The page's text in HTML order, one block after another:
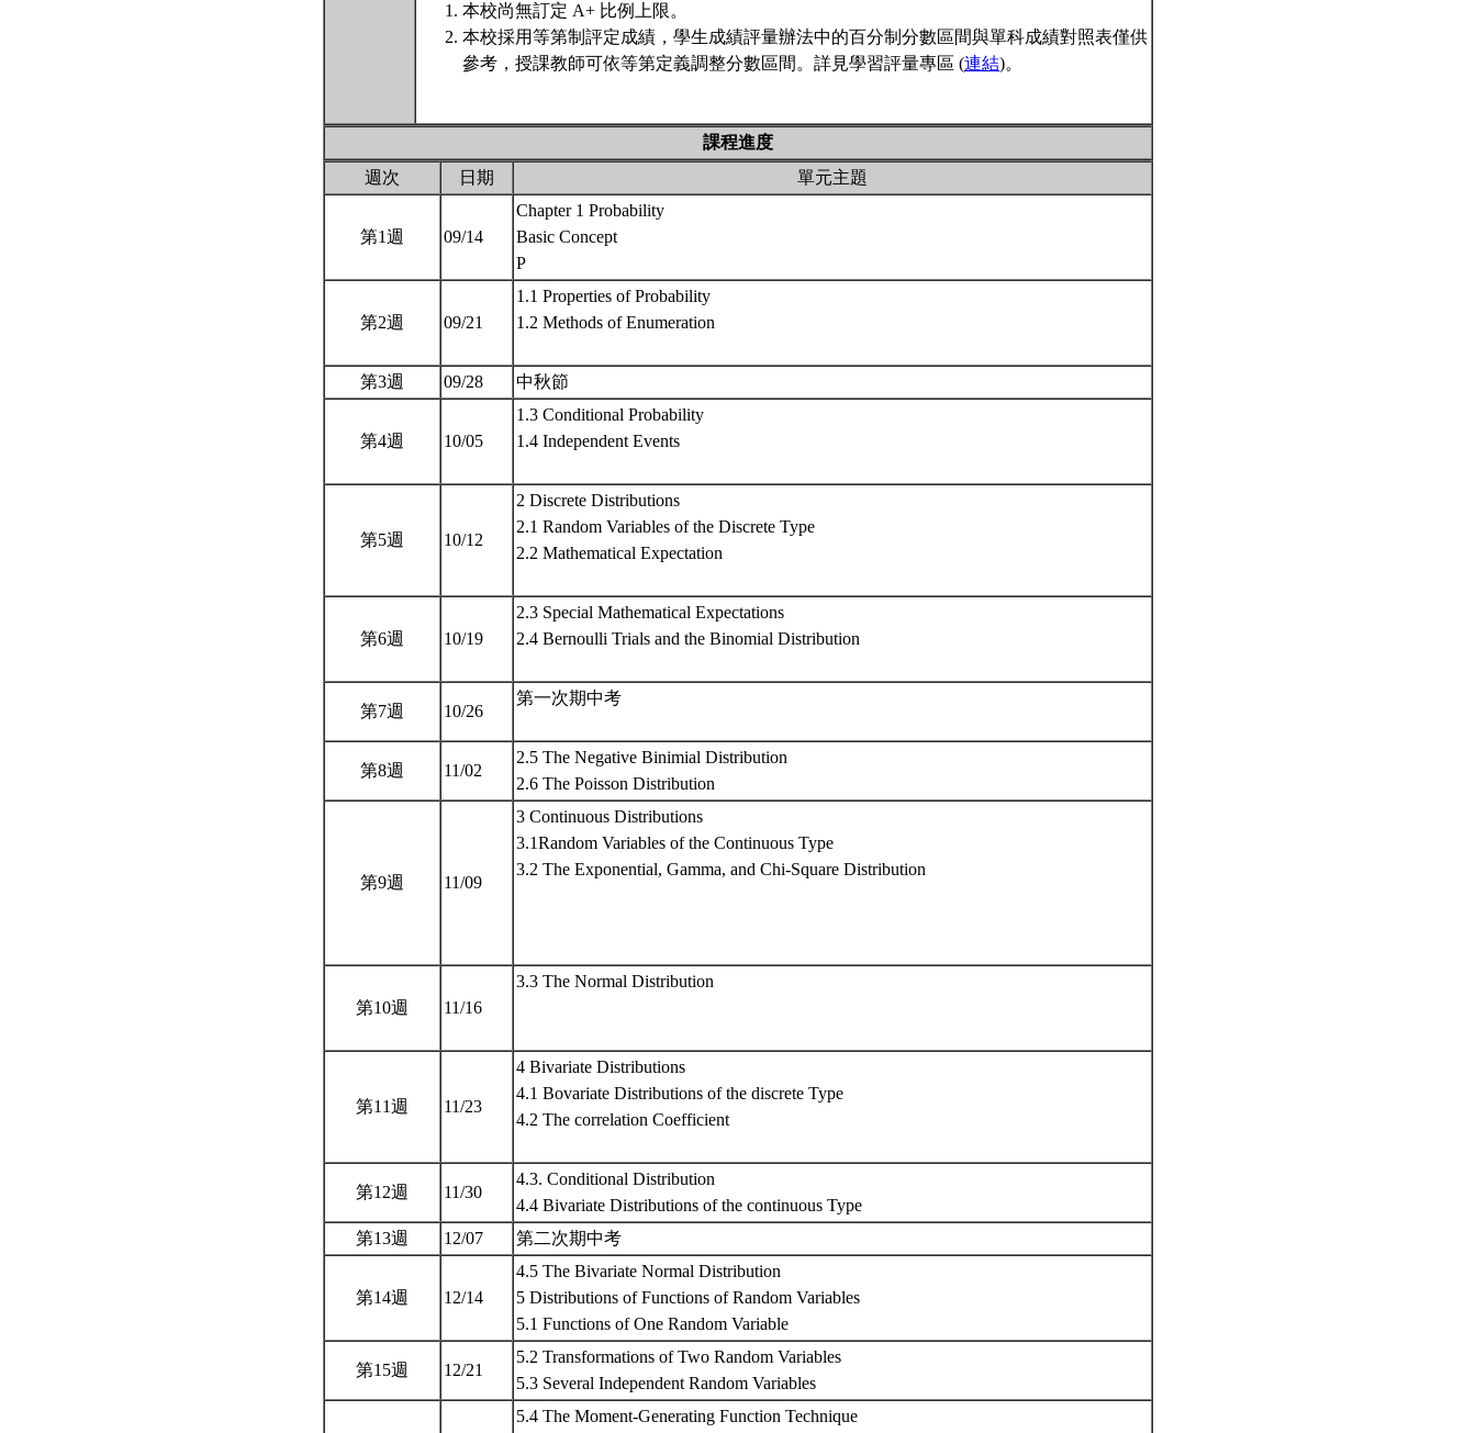
本校尚無訂定 A+ 比例上限。
本校採用等第制評定成績，學生成績評量辦法中的百分制分數區間與單科成績對照表僅供
參考，授課教師可依等第定義調整分數區間。詳見學習評量專區 (連結)。
課程進度
週次
日期 單元主題
第1週 09/14
Chapter 1 Probability
Basic Concept
P
第2週 09/21
1.1 Properties of Probability
1.2 Methods of Enumeration
第3週 09/28 中秋節
第4週 10/05
1.3 Conditional Probability
1.4 Independent Events
第5週 10/12
2 Discrete Distributions
2.1 Random Variables of the Discrete Type
2.2 Mathematical Expectation
第6週 10/19
2.3 Special Mathematical Expectations
2.4 Bernoulli Trials and the Binomial Distribution
第7週 10/26
第一次期中考
第8週 11/02
2.5 The Negative Binimial Distribution
2.6 The Poisson Distribution
第9週 11/09
3 Continuous Distributions
3.1Random Variables of the Continuous Type
3.2 The Exponential, Gamma, and Chi-Square Distribution
第10週 11/16
3.3 The Normal Distribution
第11週 11/23
4 Bivariate Distributions
4.1 Bovariate Distributions of the discrete Type
4.2 The correlation Coefficient
第12週 11/30
4.3. Conditional Distribution
4.4 Bivariate Distributions of the continuous Type
第13週
12/07 第二次期中考
第14週 12/14
4.5 The Bivariate Normal Distribution
5 Distributions of Functions of Random Variables
5.1 Functions of One Random Variable
第15週 12/21
5.2 Transformations of Two Random Variables
5.3 Several Independent Random Variables
5.4 The Moment-Generating Function Technique